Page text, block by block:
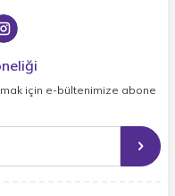
için e-bültenimize abone